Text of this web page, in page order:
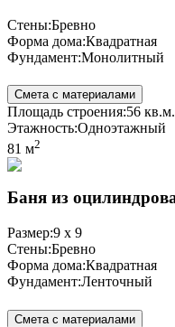
Стены:Бревно
Форма дома:Квадратная
Фундамент:Монолитный
Смета с материалами
Площадь строения:56 кв.м.
Этажность:Одноэтажный
81 м2
Баня из
Размер:9 x 9
Стены:Бревно
Форма дома:Квадратная
Фундамент:Ленточный
Смета с материалами